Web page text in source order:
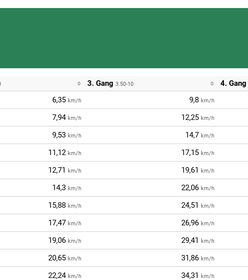
3. Gang 3.50-10 4. Gang
6,35 km/h 9,8 km/h
7,94 km/h 12,25 km/h
9,53 km/h 14,7 km/h
11,12 km/h 17,15 km/h
12,71 km/h 19,61 km/h
14,3 km/h 22,06 km/h
15,88 km/h 24,51 km/h
17,47 km/h 26,96 km/h
19,06 km/h 29,41 km/h
20,65 km/h 31,86 km/h
22,24 km/h 34,31 km/h